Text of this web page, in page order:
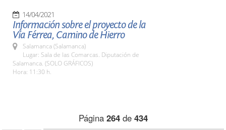
14/04/2021
Información sobre el proyecto de la
Vía Férrea, Camino de Hierro
Salamanca (Salamanca)
Lugar: Sala de las Comarcas. Diputación de
Salamanca. (SOLO GRÁFICOS)
Hora: 11:30 h.
Página 264de 434